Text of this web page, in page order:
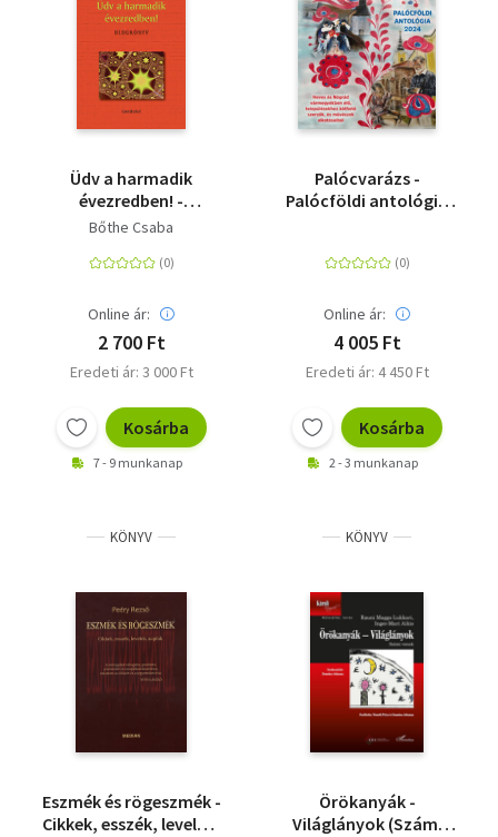
Üdv a harmadik
évezredben! -
Blogkönyv
Bőthe Csaba
Online ár:
2 700 Ft
Eredeti ár: 3 000 Ft
Kosárba
7 - 9 munkanap
Palócvarázs -
Palócföldi antológia
Online ár:
4 005 Ft
Eredeti ár: 4 450 Ft
Kosárba
2 - 3 munkanap
KÖNYV
Eszmék és rögeszmék -
Cikkek, esszék, levelek,
KÖNYV
Örökanyák -
Világlányok (Számi